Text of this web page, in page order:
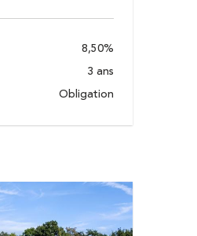
8,50%
3 ans
Obligation